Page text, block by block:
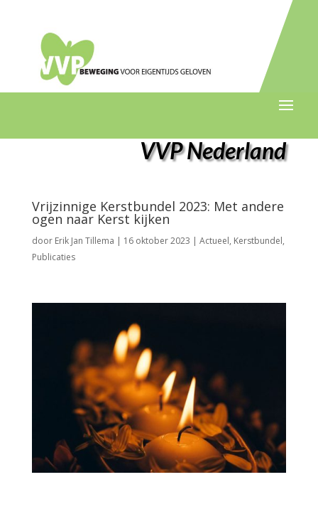
VVP Nederland
Vrijzinnige Kerstbundel 2023: Met andere
ogen naar Kerst kijken
door Erik Jan Tillema | 16 oktober 2023 | Actueel, Kerstbundel,
Publicaties